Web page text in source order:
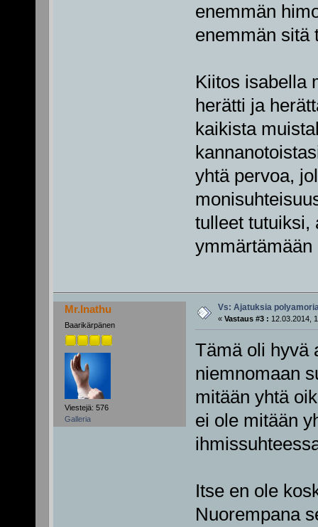
enemmän
enemmän sitä
Kiitos isabella
herätti ja
kaikista
yhtä pervoa,
tulleet tutuiksi,
ymmärtämään
Mr.Inathu
Baarikärpänen
Viestejä: 576
Galleria
Vs: Ajatuksia
« Vastaus #3 : 12.03.2014,
Tämä oli hyvä
niemnomaan
mitään yhtä
ei ole mitään
Itse en ole
Nuorempana